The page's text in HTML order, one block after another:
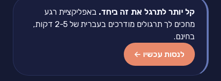
קל יותר לתרגל את זה ביחד. באפליקציית רגע
מחכים לך תרגולים מודרכים בעברית של 2-5 דקות,
בחינם.
לנסות עכשיו ←